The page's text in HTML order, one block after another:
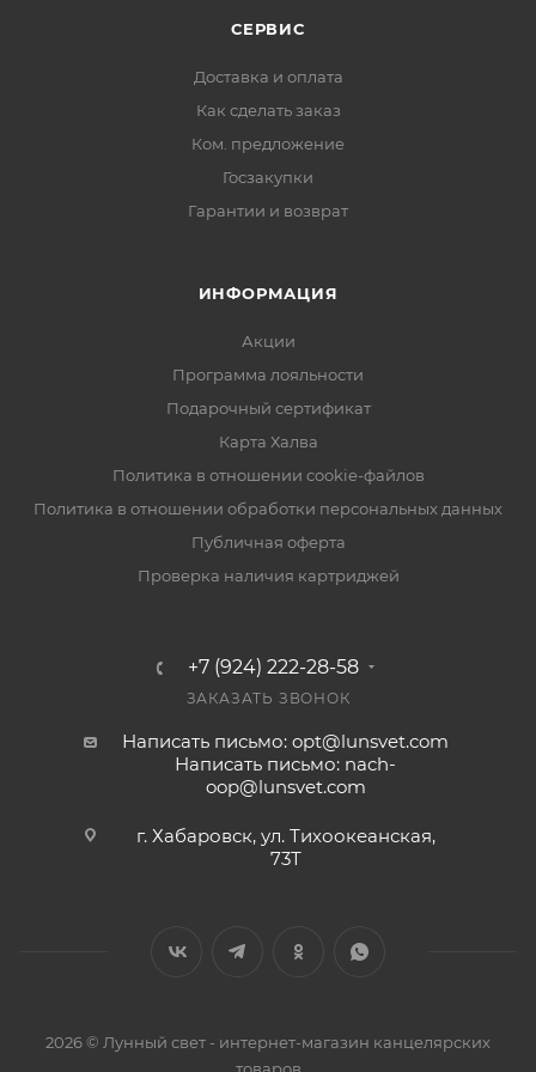
СЕРВИС
Доставка и оплата
Как сделать заказ
Ком. предложение
Госзакупки
Гарантии и возврат
ИНФОРМАЦИЯ
Акции
Программа лояльности
Подарочный сертификат
Карта Халва
Политика в отношении cookie-файлов
Политика в отношении обработки персональных данных
Публичная оферта
Проверка наличия картриджей
+7 (924) 222-28-58
ЗАКАЗАТЬ ЗВОНОК
Написать письмо: opt@lunsvet.com
Написать письмо: nach-
oop@lunsvet.com
г. Хабаровск, ул. Тихоокеанская,
73Т
2026 © Лунный свет - интернет-магазин канцелярских